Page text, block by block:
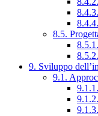
8.5.
9. Sviluppo
9.1.